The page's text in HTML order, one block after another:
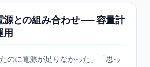
源との組み合わせ ── 容量計
用
のに電源が足りなかった」「思っ